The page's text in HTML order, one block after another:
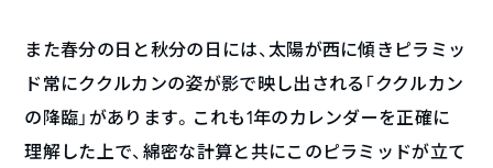
また春分の日と秋分の日には、太陽が西に傾きピラミッ
ド常にククルカンの姿が影で映し出される「ククルカン
の降臨」があります。これも1年のカレンダーを正確に
理解した上で、綿密な計算と共にこのピラミッドが立て